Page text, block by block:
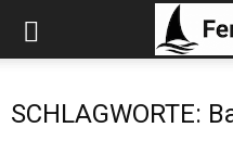
SCHLAGWORTE: